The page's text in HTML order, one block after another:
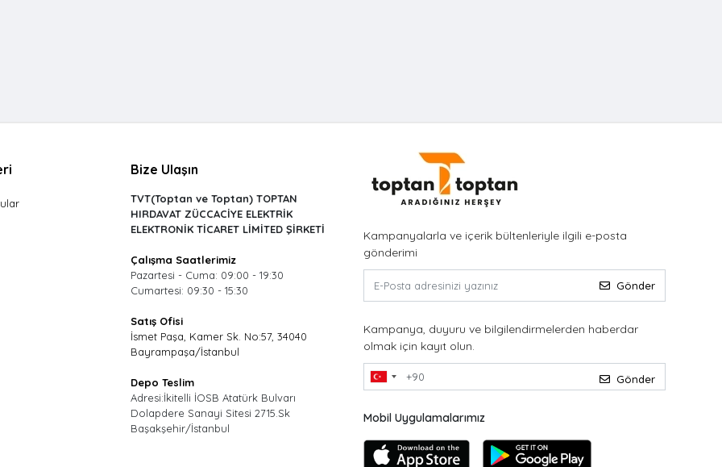
Bize Ulaşın
TVT(Toptan ve Toptan) TOPTAN
HIRDAVAT ZÜCCACİYE ELEKTRİK
ELEKTRONİK TİCARET LİMİTED ŞİRKETİ
Çalışma Saatlerimiz
Pazartesi - Cuma: 09:00 - 19:30
Cumartesi: 09:30 - 15:30
Satış Ofisi
İsmet Paşa, Kamer Sk. No:57, 34040
Bayrampaşa/İstanbul
Depo Teslim
Adresi:İkitelli İOSB Atatürk Bulvarı
Dolapdere Sanayi Sitesi 2715.Sk
Başakşehir/İstanbul
Kampanyalarla ve içerik bültenleriyle ilgili e-posta
gönderimi
Gönder
Kampanya, duyuru ve bilgilendirmelerden haberdar
olmak için kayıt olun.
Gönder
Mobil Uygulamalarımız